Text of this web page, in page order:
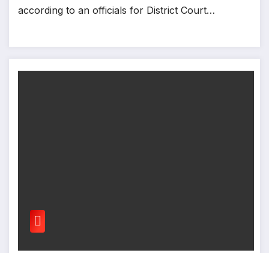
according to an officials for District Court…